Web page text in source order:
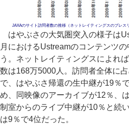
JAXAのサイト訪問者数の推移（ネットレイティングスのプレス
はやぶさの大気圏突入の様子は
月におけるUstreamのコンテンツ
う。ネットレイティングスによれ
数は168万5000人。訪問者全体に
で、はやぶさ帰還の生中継が19％
め、同映像のアーカイブが12％、
制室からのライブ中継が10％と続
は9％で4位だった。